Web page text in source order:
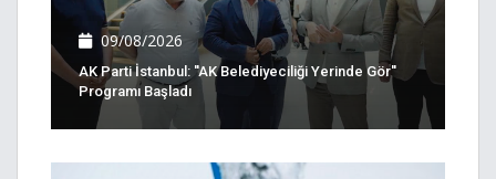
09/08/2026
AK Parti İstanbul: ''AK Belediyeciliği Yerinde Gör''
Programı Başladı